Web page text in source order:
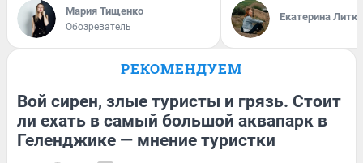
Мария Тищенко
Обозреватель
Екатерина
РЕКОМЕНДУЕМ
Вой сирен, злые туристы и грязь. Стоит
ли ехать в самый большой аквапарк в
Геленджике — мнение туристки